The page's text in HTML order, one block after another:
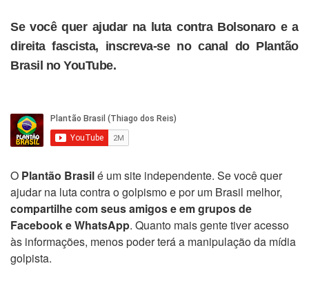
Se você quer ajudar na luta contra Bolsonaro e a
direita fascista, inscreva-se no canal do Plantão
Brasil no YouTube.
O Plantão Brasilé um site independente. Se você quer
ajudar na luta contra o golpismo e por um Brasil melhor,
compartilhe com seus amigos e em grupos de
Facebook e WhatsApp. Quanto mais gente tiver acesso
às informações, menos poder terá a manipulação da mídia
golpista.